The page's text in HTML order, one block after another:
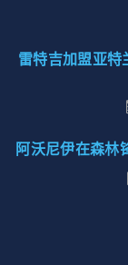
雷特吉加盟亚特
阿沃尼伊在森林